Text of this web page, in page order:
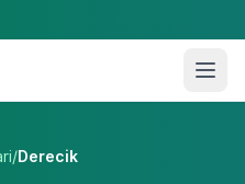
/Derecik